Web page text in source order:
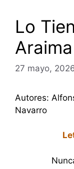
Lo
27 mayo,
Autores:
Navarro